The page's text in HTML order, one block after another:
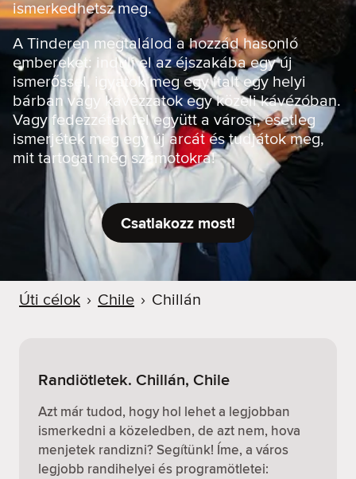
a
l
ismerkedhetsz meg.
A Tinderen megtalálod a hozzád hasonló
embereket: indulj el az éjszakába egy új
ismerőssel, igyatok meg egy italt egy helyi
bárban vagy kávézzatok egy közeli kávézóban.
Vagy fedezzétek fel együtt a várost, esetleg
ismerjétek meg egy új arcát és tudjátok meg,
mit tartogat még számotokra!
Csatlakozz most!
Úti célok › Chile › Chillán
Randiötletek. Chillán, Chile
Azt már tudod, hogy hol lehet a legjobban
ismerkedni a közeledben, de azt nem, hova
menjetek randizni? Segítünk! Íme, a város
legjobb randihelyei és programötletei: